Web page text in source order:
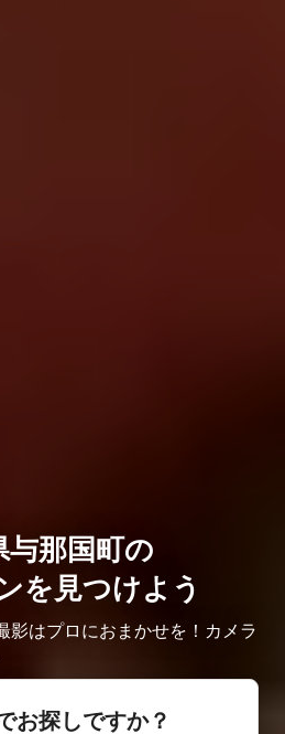
与那国町の
を見つけよう
影はプロにおまかせを！カメラ
お探しですか？